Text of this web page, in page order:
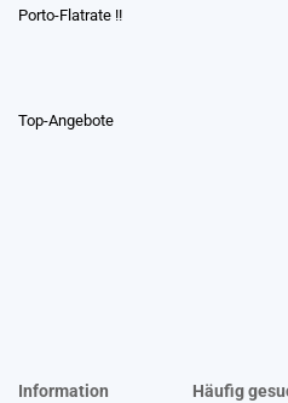
Porto-Flatrate !!
Top-Angebote
Information Häufig